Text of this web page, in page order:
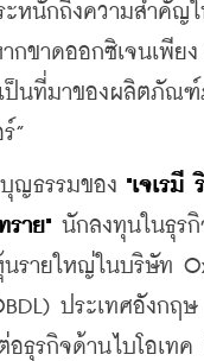
ะหนักถึงความสำคัญใ
ากขาดออกซิเจนเพีย
ป็นที่มาของผลิตภัณฑ์
”
ธรรมของ "เจเรมี
ราย" นักลงทุนในธุรกิ
นรายใหญ่ในบริษัท
ประเทศอังกฤ
อธุรกิจด้านไบโอเทค